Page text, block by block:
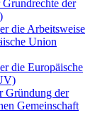
Grundrechte der
die Arbeitsweise
Union
die Europäische
Gründung der
Gemeinschaft